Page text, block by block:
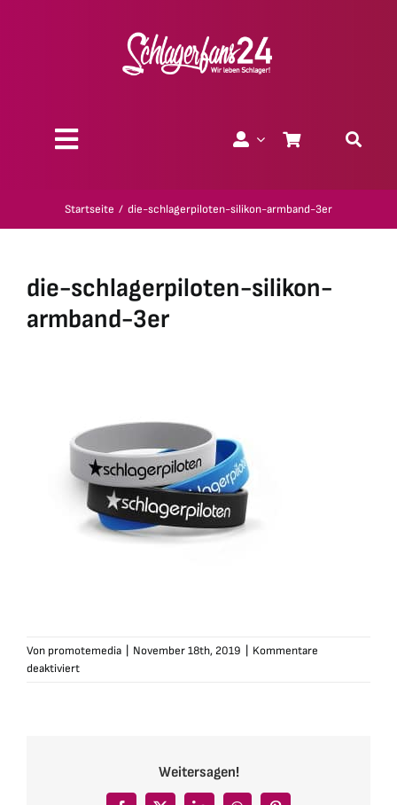
Toggle
Geschenk-Gutscheine
Startseite die-schlagerpiloten-silikon-armband-3er
die-schlagerpiloten-silikon-
armband-3er
Von promotemedia November 18th, 2019
Kommentare
deaktiviertfür
Weitersagen!